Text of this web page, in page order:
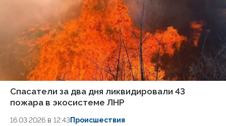
Спасатели за два дня ликвидировали 43
пожара в экосистеме ЛНР
16.03.2026 в 12:43Происшествия